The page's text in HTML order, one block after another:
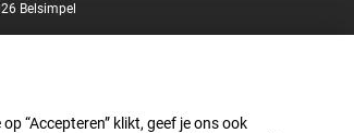
Belsimpel
“Accepteren” klikt, geef je ons ook